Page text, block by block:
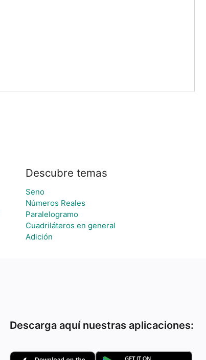
Descubre temas
Seno
Números Reales
Paralelogramo
Cuadriláteros en general
Adición
Descarga aquí nuestras aplicaciones: